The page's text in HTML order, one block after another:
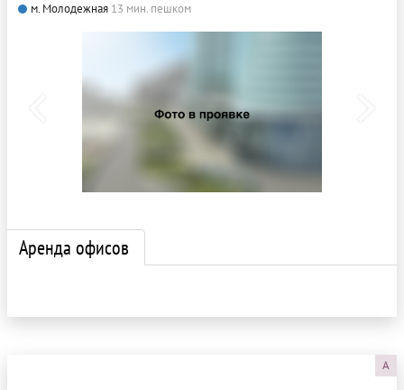
м. Молодежная 13 мин. пешком
Аренда офисов
A